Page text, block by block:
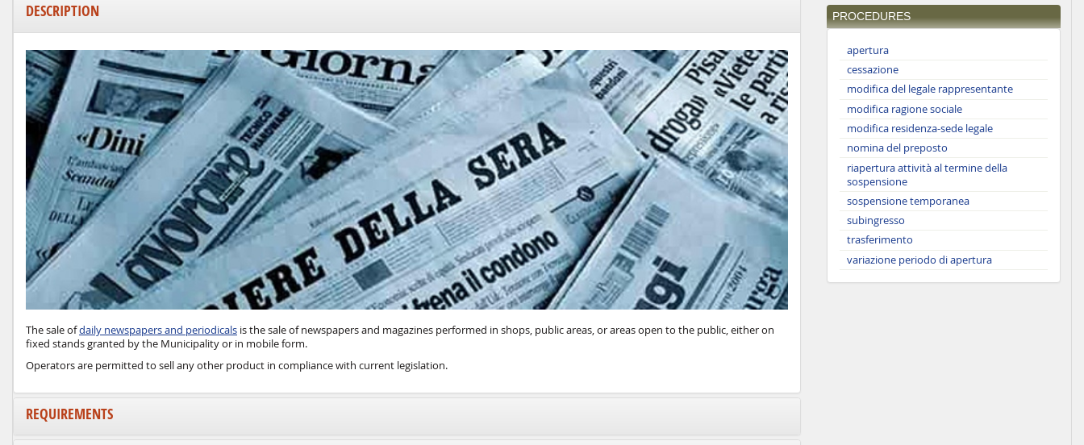
DESCRIPTION
The sale ofdaily newspapers and periodicals is the sale of newspapers and magazines performed in shops, public areas, or areas open to the public, either on
fixed stands granted by the Municipality or in mobile form.
Operators are permitted to sell any other product in compliance with current legislation.
REQUIREMENTS
PROCEDURES
apertura
cessazione
modifica del legale rappresentante
modifica ragione sociale
modifica residenza-sede legale
nomina del preposto
riapertura attività al termine della
sospensione
sospensione temporanea
subingresso
trasferimento
variazione periodo di apertura